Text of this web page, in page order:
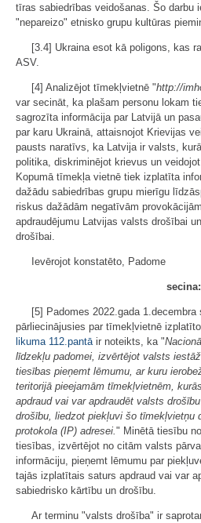
tīras sabiedrības veidošanas. Šo darbu
"nepareizo" etnisko grupu kultūras
[3.4] Ukraina esot kā poligons, kas
ASV.
[4] Analizējot tīmekļvietnē "http://
var secināt, ka plašam personu lokam
sagrozīta informācija par Latvijā un
par karu Ukrainā, attaisnojot Krievijas
pausts naratīvs, ka Latvija ir valsts,
politika, diskriminējot krievus un
Kopumā tīmekļa vietnē tiek izplatīta
dažādu sabiedrības grupu mierīgu
riskus dažādām negatīvām
apdraudējumu Latvijas valsts drošībai
drošībai.
Ievērojot konstatēto, Padome
secina:
[5] Padomes 2022.gada
pārliecinājusies par tīmekļvietnē
likuma 112.pantāir noteikts, ka "
līdzekļu padomei, izvērtējot valsts
tiesības pieņemt lēmumu, ar kuru
teritorijā pieejamām tīmekļvietnēm,
apdraud vai var apdraudēt valsts
drošību, liedzot piekļuvi šo tīmekļvietņu
protokola (IP) adresei." Minētā tiesību
tiesības, izvērtējot no citām valsts
informāciju, pieņemt lēmumu par
tajās izplatītais saturs apdraud vai var
sabiedrisko kārtību un drošību.
Ar terminu "valsts drošība" ir